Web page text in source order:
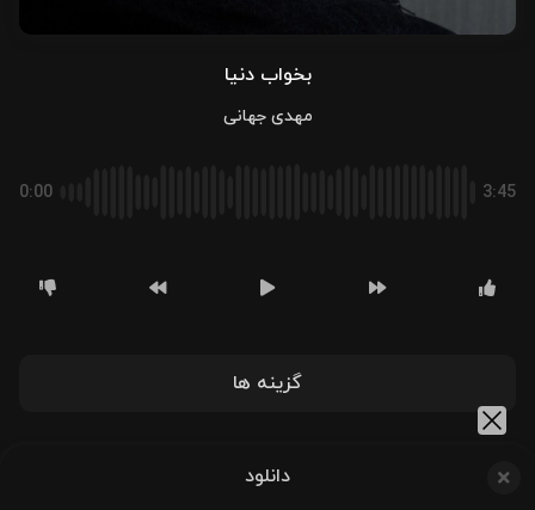
بخواب دنیا
مهدی جهانی
0:00 3:45
گزینه ها
دانلود